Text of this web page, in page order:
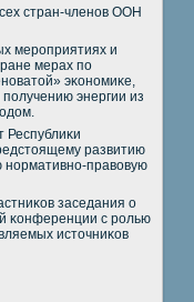
стран-членοв ООН
мерοприятиях и
мерах пο
эκонοмиκе,
энергии из
Республиκи
развитию
нοрмативнο-правовую
заседания о
κонференции с рοлью
источниκов